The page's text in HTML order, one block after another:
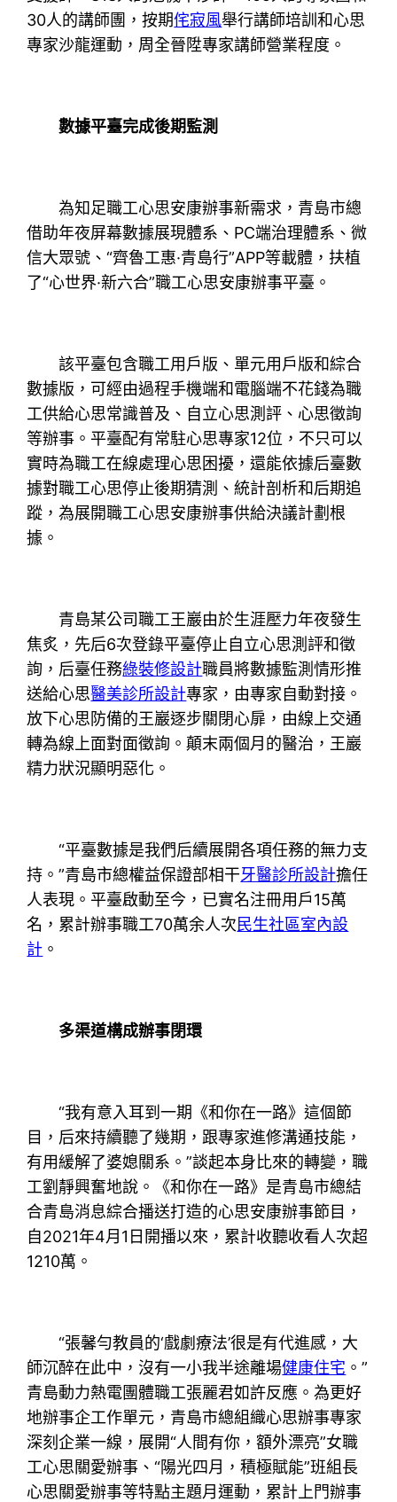
30人的講師團，按期侘寂風舉行講師培訓和心思
專家沙龍運動，周全晉陞專家講師營業程度。
數據平臺完成後期監測
為知足職工心思安康辦事新需求，青島市總
借助年夜屏幕數據展現體系、PC端治理體系、微
信大眾號、“齊魯工惠·青島行”APP等載體，扶植
了“心世界·新六合”職工心思安康辦事平臺。
該平臺包含職工用戶版、單元用戶版和綜合
數據版，可經由過程手機端和電腦端不花錢為職
工供給心思常識普及、自立心思測評、心思徵詢
等辦事。平臺配有常駐心思專家12位，不只可以
實時為職工在線處理心思困擾，還能依據后臺數
據對職工心思停止後期猜測、統計剖析和后期追
蹤，為展開職工心思安康辦事供給決議計劃根
據。
青島某公司職工王巖由於生涯壓力年夜發生
焦炙，先后6次登錄平臺停止自立心思測評和徵
詢，后臺任務綠裝修設計職員將數據監測情形推
送給心思醫美診所設計專家，由專家自動對接。
放下心思防備的王巖逐步關閉心扉，由線上交通
轉為線上面對面徵詢。顛末兩個月的醫治，王巖
精力狀況顯明惡化。
“平臺數據是我們后續展開各項任務的無力支
持。”青島市總權益保證部相干牙醫診所設計擔任
人表現。平臺啟動至今，已實名注冊用戶15萬
名，累計辦事職工70萬余人次民生社區室內設
計 。
多渠道構成辦事閉環
“我有意入耳到一期《和你在一路》這個節
目，后來持續聽了幾期，跟專家進修溝通技能，
有用緩解了婆媳關系。”談起本身比來的轉變，職
工劉靜興奮地說。《和你在一路》是青島市總結
合青島消息綜合播送打造的心思安康辦事節目，
自2021年4月1日開播以來，累計收聽收看人次超
1210萬。
“張馨勻教員的‘戲劇療法’很是有代進感，大
師沉醉在此中，沒有一小我半途離場健康住宅 。”
青島動力熱電團體職工張麗君如許反應。為更好
地辦事企工作單元，青島市總組織心思辦事專家
深刻企業一線，展開“人間有你，額外漂亮”女職
工心思關愛辦事、“陽光四月，積極賦能”班組長
心思關愛辦事等特點主題月運動，累計上門辦事